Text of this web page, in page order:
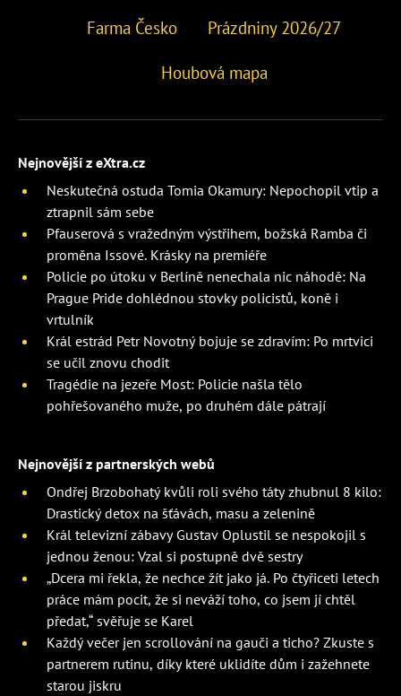
Farma Česko Prázdniny 2026/27
Houbová mapa
Nejnovější z eXtra.cz
Neskutečná ostuda Tomia Okamury: Nepochopil vtip a
ztrapnil sám sebe
Pfauserová s vražedným výstřihem, božská Ramba či
proměna Issové. Krásky na premiéře
Policie po útoku v Berlíně nenechala nic náhodě: Na
Prague Pride dohlédnou stovky policistů, koně i
vrtulník
Král estrád Petr Novotný bojuje se zdravím: Po mrtvici
se učil znovu chodit
Tragédie na jezeře Most: Policie našla tělo
pohřešovaného muže, po druhém dále pátrají
Nejnovější z partnerských webů
Ondřej Brzobohatý kvůli roli svého táty zhubnul 8 kilo:
Drastický detox na šťávách, masu a zelenině
Král televizní zábavy Gustav Oplustil se nespokojil s
jednou ženou: Vzal si postupně dvě sestry
„Dcera mi řekla, že nechce žít jako já. Po čtyřiceti letech
práce mám pocit, že si neváží toho, co jsem jí chtěl
předat,“ svěřuje se Karel
Každý večer jen scrollování na gauči a ticho? Zkuste s
partnerem rutinu, díky které uklidíte dům i zažehnete
starou jiskru